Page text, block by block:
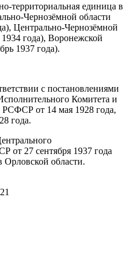
территориальная единица в
Чернозёмной области
Центрально-Чернозёмной
года), Воронежской
1937 года).
с постановлениями
Комитета и
от 14 мая 1928 года,
года.
от 27 сентября 1937 года
Орловской области.